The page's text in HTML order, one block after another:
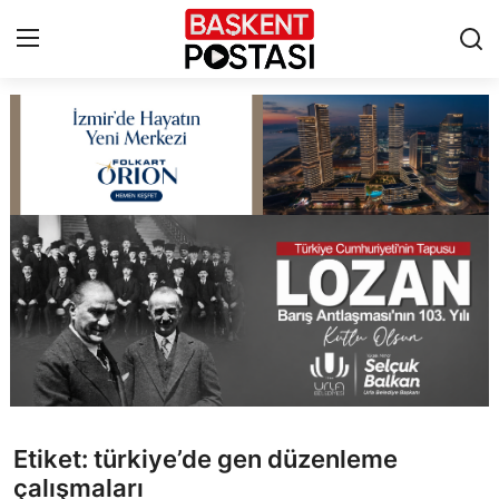
Çerez Politikası
Künye
Ankara
TBMM
Cumhurbaşkanlığı
Etiket: türkiye’de gen düzenleme
çalışmaları